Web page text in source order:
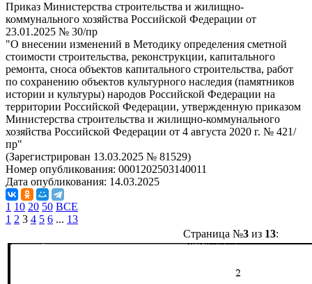
Приказ Министерства строительства и жилищно-
коммунального хозяйства Российской Федерации от
23.01.2025 № 30/пр
"О внесении изменений в Методику определения сметной
стоимости строительства, реконструкции, капитального
ремонта, сноса объектов капитального строительства, работ
по сохранению объектов культурного наследия (памятников
истории и культуры) народов Российской Федерации на
территории Российской Федерации, утвержденную приказом
Министерства строительства и жилищно-коммунального
хозяйства Российской Федерации от 4 августа 2020 г. № 421/
пр"
(Зарегистрирован 13.03.2025 № 81529)
Номер опубликования: 0001202503140011
Дата опубликования: 14.03.2025
1 10 20 50 ВСЕ
1 2 3 4 5 6 ... 13
Страница №3из 13: